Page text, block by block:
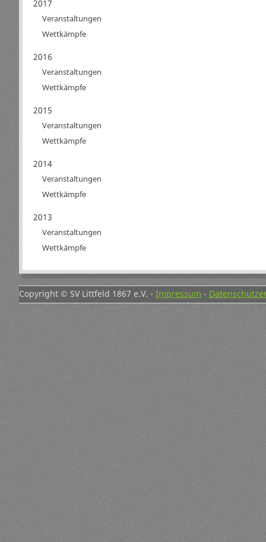
2017
Veranstaltungen
Wettkämpfe
2016
Veranstaltungen
Wettkämpfe
2015
Veranstaltungen
Wettkämpfe
2014
Veranstaltungen
Wettkämpfe
2013
Veranstaltungen
Wettkämpfe
Copyright © SV Littfeld 1867 e.V. - Impressum -